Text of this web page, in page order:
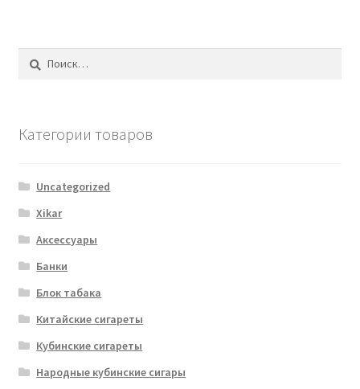
Найти:
Категории товаров
Uncategorized
Xikar
Аксессуары
Банки
Блок табака
Китайские сигареты
Кубинские сигареты
Народные кубинские сигары